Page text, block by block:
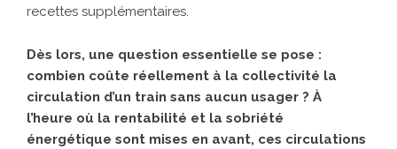
recettes supplémentaires.
Dès lors, une question essentielle se pose :
combien coûte réellement à la collectivité la
circulation d’un train sans aucun usager ? À
l’heure où la rentabilité et la sobriété
énergétique sont mises en avant, ces circulations